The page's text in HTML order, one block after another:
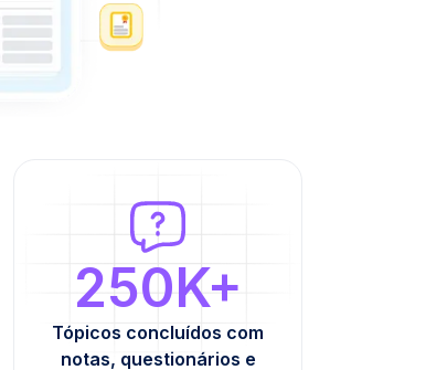
250K+
Tópicos concluídos com
notas, questionários e